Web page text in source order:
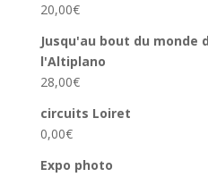
20,00€
Jusqu'au bout du monde
l'Altiplano
28,00€
circuits Loiret
0,00€
Expo photo